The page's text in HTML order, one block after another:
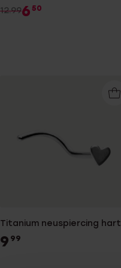
12.996 50
Titanium neuspiercing hart
9 99